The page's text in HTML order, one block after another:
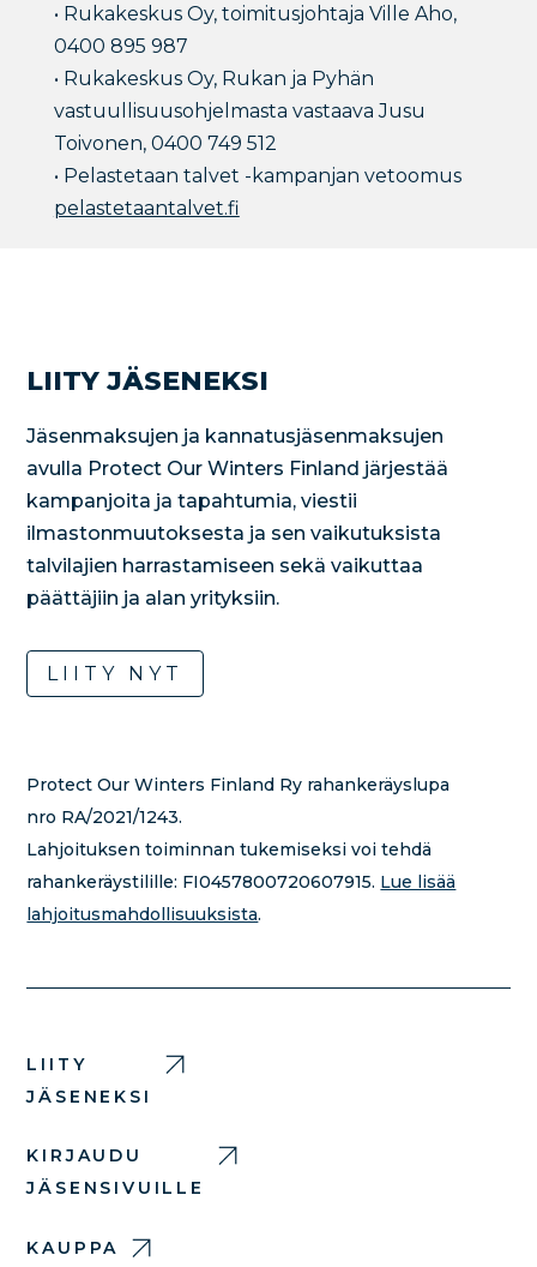
• Rukakeskus Oy, toimitusjohtaja Ville Aho,
0400 895 987
• Rukakeskus Oy, Rukan ja Pyhän
vastuullisuusohjelmasta vastaava Jusu
Toivonen, 0400 749 512
• Pelastetaan talvet -kampanjan vetoomus
pelastetaantalvet.fi
LIITY JÄSENEKSI
Jäsenmaksujen ja kannatusjäsenmaksujen
avulla Protect Our Winters Finland järjestää
kampanjoita ja tapahtumia, viestii
ilmastonmuutoksesta ja sen vaikutuksista
talvilajien harrastamiseen sekä vaikuttaa
päättäjiin ja alan yrityksiin.
LIITY NYT
Protect Our Winters Finland Ry rahankeräyslupa
nro RA/2021/1243.
Lahjoituksen toiminnan tukemiseksi voi tehdä
rahankeräystilille: FI0457800720607915. Lue lisää
lahjoitusmahdollisuuksista.
LIITY
JÄSENEKSI
KIRJAUDU
JÄSENSIVUILLE
KAUPPA